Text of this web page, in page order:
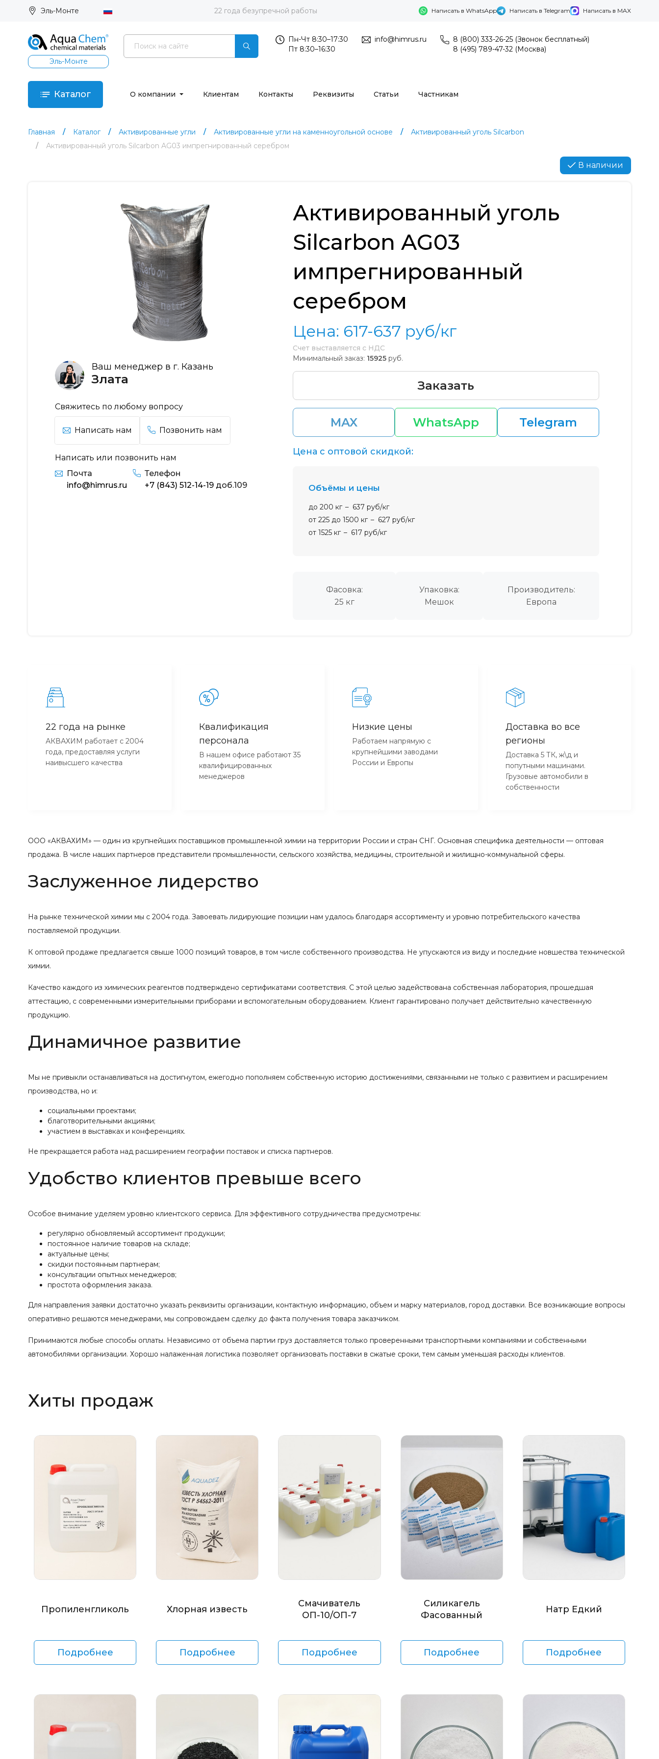
Эль-Монте 22 года безупречной работы Написать в WhatsApp Написать в Telegram Написать в MAX
Эль-Монте
Пн-Чт 8:30–17:30
Пт 8:30–16:30
info@himrus.ru
8 (800) 333-26-25 (Звонок бесплатный)
8 (495) 789-47-32 (Москва)
Каталог О компании Клиентам Контакты Реквизиты Статьи Частникам
Главная Каталог Активированные угли Активированные угли на каменноугольной основе
Активированный уголь Silcarbon
Активированный уголь Silcarbon AG03 импрегнированный серебром
В наличии
Ваш менеджер в г. Казань
Злата
Свяжитесь по любому вопросу
Написать нам Позвонить нам
Написать или позвонить нам
Почта
info@himrus.ru
Телефон
+7 (843) 512-14-19 доб.109
Активированный уголь
Silcarbon AG03
импрегнированный
серебром
Цена: 617-637 руб/кг
Счет выставляется с НДС
Минимальный заказ: 15925 руб.
Заказать
MAX WhatsApp Telegram
Фасовка:
25 кг
Упаковка:
Мешок
Производитель:
Европа
Цена с оптовой скидкой:
Объёмы и цены
до 200 кг
637 руб/кг
от 225 до 1500 кг
627 руб/кг
от 1525 кг
617 руб/кг
22 года на рынке
АКВАХИМ работает с 2004
года, предоставляя услуги
наивысшего качества
Квалификация
персонала
В нашем офисе работают 35
квалифицированных
менеджеров
Низкие цены
Работаем напрямую с
крупнейшими заводами
России и Европы
Доставка во все
регионы
Доставка 5 ТК, ж\д и
попутными машинами.
Грузовые автомобили в
собственности
ООО «АКВАХИМ» — один из крупнейших поставщиков промышленной химии на территории России и стран СНГ. Основная специфика деятельности — оптовая
продажа. В числе наших партнеров представители промышленности, сельского хозяйства, медицины, строительной и жилищно-коммунальной сферы.
Заслуженное лидерство
На рынке технической химии мы с 2004 года. Завоевать лидирующие позиции нам удалось благодаря ассортименту и уровню потребительского качества
поставляемой продукции.
К оптовой продаже предлагается свыше 1000 позиций товаров, в том числе собственного производства. Не упускаются из виду и последние новшества технической
химии.
Качество каждого из химических реагентов подтверждено сертификатами соответствия. С этой целью задействована собственная лаборатория, прошедшая
аттестацию, с современными измерительными приборами и вспомогательным оборудованием. Клиент гарантировано получает действительно качественную
продукцию.
Динамичное развитие
Мы не привыкли останавливаться на достигнутом, ежегодно пополняем собственную историю достижениями, связанными не только с развитием и расширением
производства, но и:
социальными проектами;
благотворительными акциями;
участием в выставках и конференциях.
Не прекращается работа над расширением географии поставок и списка партнеров.
Удобство клиентов превыше всего
Особое внимание уделяем уровню клиентского сервиса. Для эффективного сотрудничества предусмотрены:
регулярно обновляемый ассортимент продукции;
постоянное наличие товаров на складе;
актуальные цены;
скидки постоянным партнерам;
консультации опытных менеджеров;
простота оформления заказа.
Для направления заявки достаточно указать реквизиты организации, контактную информацию, объем и марку материалов, город доставки. Все возникающие вопросы
оперативно решаются менеджерами, мы сопровождаем сделку до факта получения товара заказчиком.
Принимаются любые способы оплаты. Независимо от объема партии груз доставляется только проверенными транспортными компаниями и собственными
автомобилями организации. Хорошо налаженная логистика позволяет организовать поставки в сжатые сроки, тем самым уменьшая расходы клиентов.
Хиты продаж
Пропиленгликоль
Подробнее
Хлорная известь
Подробнее
Смачиватель
ОП-10/ОП-7
Подробнее
Силикагель
Фасованный
Подробнее
Натр Едкий
Подробнее